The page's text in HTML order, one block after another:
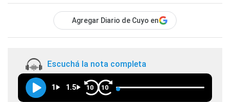
Agregar Diario de Cuyo en
Escuchá la nota completa
1 1.5 10 10